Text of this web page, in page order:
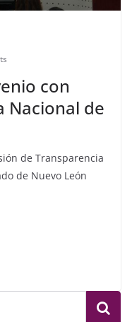
con
Nacional de
de Transparencia
de Nuevo León